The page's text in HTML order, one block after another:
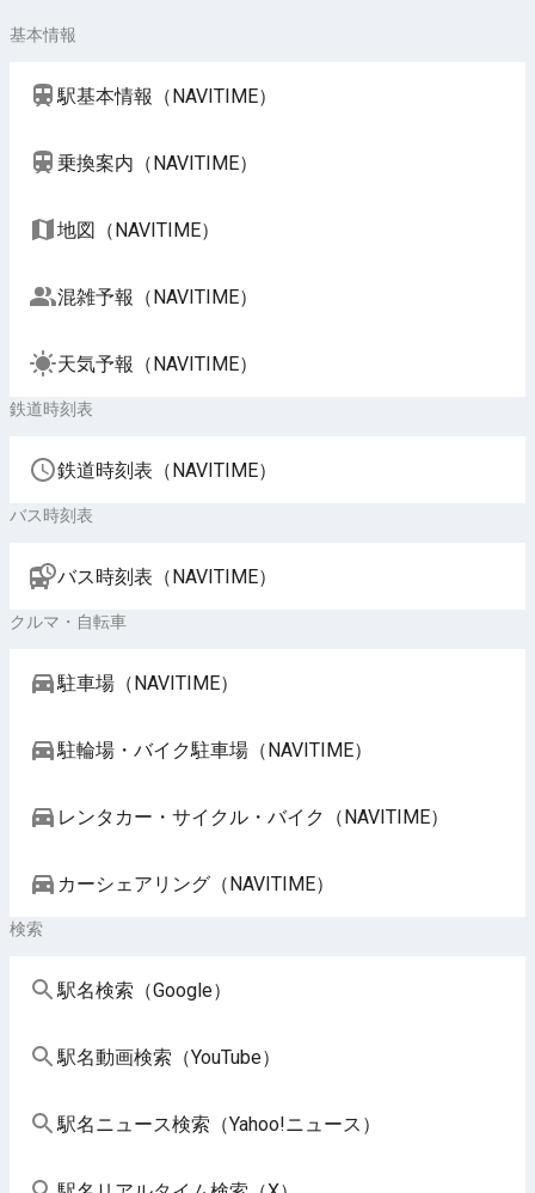
基本情報
駅基本情報（NAVITIME）
乗換案内（NAVITIME）
地図（NAVITIME）
混雑予報（NAVITIME）
天気予報（NAVITIME）
鉄道時刻表
鉄道時刻表（NAVITIME）
バス時刻表
バス時刻表（NAVITIME）
クルマ・自転車
駐車場（NAVITIME）
駐輪場・バイク駐車場（NAVITIME）
レンタカー・サイクル・バイク（NAVITIME）
カーシェアリング（NAVITIME）
検索
駅名検索（Google）
駅名動画検索（YouTube）
駅名ニュース検索（Yahoo!ニュース）